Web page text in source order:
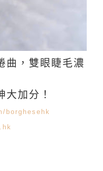
曲，雙眼睫毛濃
大加分！
borghesehk